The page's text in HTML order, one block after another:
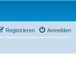
Anmelden
Registrieren